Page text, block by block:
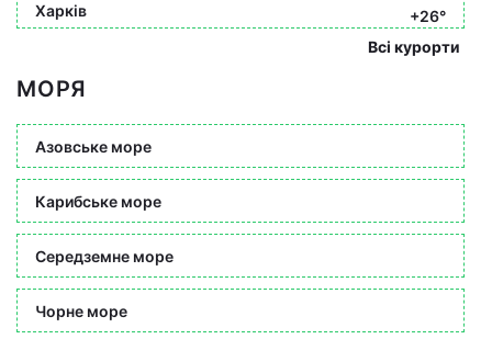
Харків
+26°
Всі курорти
МОРЯ
Азовське море
Карибське море
Середземне море
Чорне море